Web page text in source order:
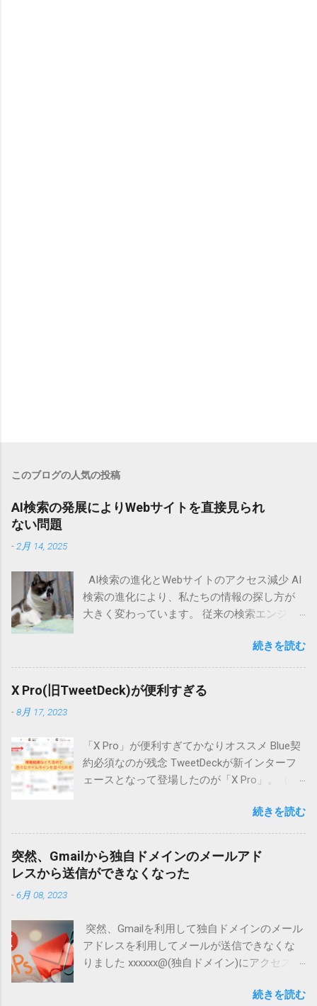
このブログの人気の投稿
AI検索の発展によりWebサイトを直接見られ
ない問題
- 2月 14, 2025
AI検索の進化とWebサイトのアクセス減少 AI
検索の進化により、私たちの情報の探し方が
大きく変わっています。 従来の検索エンジン
された検索結果の中から適切なWebサイトを選
んで情報を得るのが一般的でした。 しかし、
AI検索技術の発展により、ユーザーが直接Web
サイトにアクセスする機会が減少しつつあり
す。Webサイトまで見に行かなくてよい形にな
ってしまっています。 AI検索とは？ AI検索と
は、人工知能を活用してユーザーの質問に対
代表的な例として、以下のようなサービスが
あります。 ChatGPTのような対話型AI : ユーザ
ーの質問に対して、AIが直接回答を生成
Google SGE（Search Generative Experience） :
供 Bing AI : Microsoftが提供するAIを活用した
検索機能 従来の検索エンジンでは、検索結果
のページにWebサイトのリンクが表示され、ユ
ーザーはそこからサイトへアクセスしていま
した。 しかし、AI検索では、AIがサイトの情
続きを読む
X Pro(旧TweetDeck)が便利すぎる
-8月 17, 2023
「X Pro」が便利すぎてかなりオススメ Blue契
約必須なのが残念 TweetDeckが新インターフ
ェースとなって登場したのが「X Pro」。（実
Proになって、かなり使い勝手が向上した気が
する。 ただ、今日から（？）利用するために
は、有料契約が必須になってしまいました。
先週は使えていたのに・・・・ 複数アカウン
ト管理するならホントに便利 まずは私の場
キ」という設定がありますが、ここで私の場
合は自分が管理しているアカウントの情報を
整理して掲載しています。 オススメポイント
とアカウントアクセス」から「アカウント権
続きを読む
突然、Gmailから独自ドメインのメールアド
レスから送信ができなくなった
-6月 08, 2023
突然、Gmailを利用して独自ドメインのメール
アドレスを利用してメールが送信できなくな
りました xxxxxx@(独自ドメイン)にアクセスで
は、別の「送信元」アドレスを選択してから
続きを読む